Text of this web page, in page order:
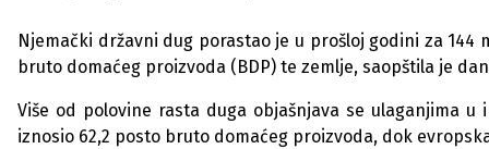
Njemački državni dug porastao je u prošloj godini za
bruto domaćeg proizvoda (BDP) te zemlje, saopštila je
Više od polovine rasta duga objašnjava se ulaganjima
iznosio 62,2 posto bruto domaćeg proizvoda, dok